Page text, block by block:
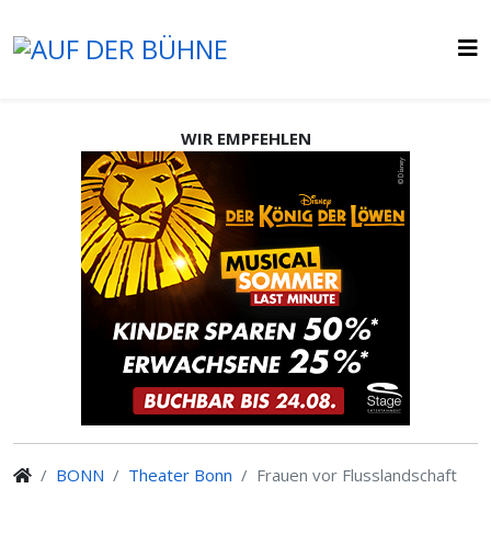
WIR EMPFEHLEN
BONN Theater Bonn Frauen vor Flusslandschaft